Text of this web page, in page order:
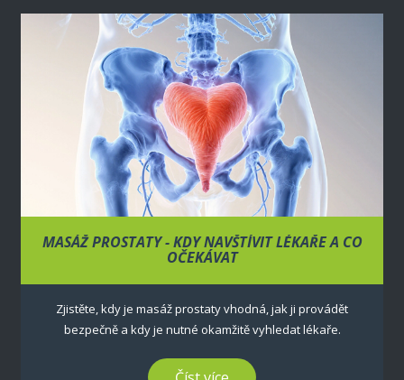
MASÁŽ PROSTATY - KDY NAVŠTÍVIT LÉKAŘE A CO
OČEKÁVAT
Zjistěte, kdy je masáž prostaty vhodná, jak ji provádět
bezpečně a kdy je nutné okamžitě vyhledat lékaře.